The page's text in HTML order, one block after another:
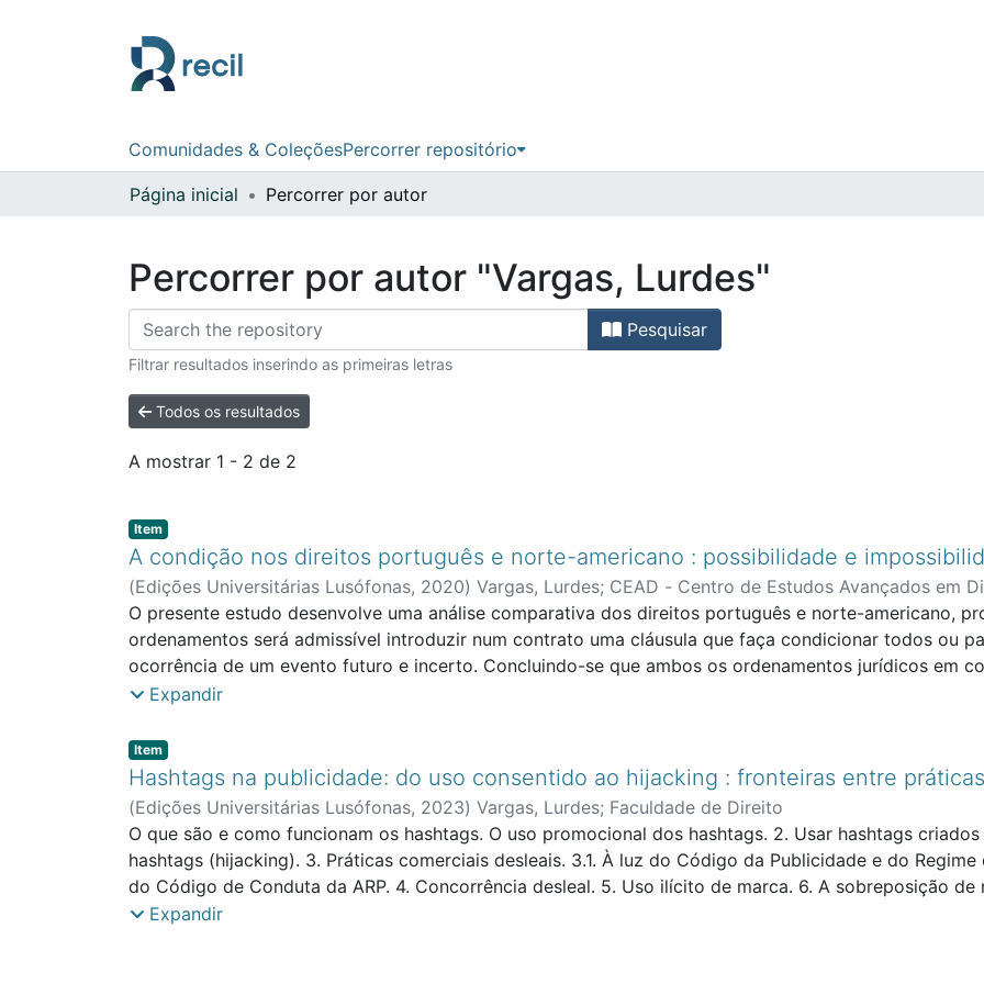
Comunidades & ColeçõesPercorrer repositório
Página inicial Percorrer por autor
Percorrer por autor "Vargas, Lurdes"
Pesquisar
Filtrar resultados inserindo as primeiras letras
Todos os resultados
A mostrar 1 - 2 de 2
Item type:
Item,
A condição nos direitos português e norte-americano : possibilidade e
(Edições Universitárias Lusófonas, 2020) Vargas, Lurdes; CEAD - Centro de Estudos Avançados em
O presente estudo desenvolve uma análise comparativa dos direitos português e norte-americano,
ordenamentos será admissível introduzir num contrato uma cláusula que faça condicionar todos ou
ocorrência de um evento futuro e incerto. Concluindo-se que ambos os ordenamentos jurídicos em
questões são colocadas: Se tal evento condicionante for desde o início impossível ou se tornar
adapta a casos muito diferentes e o seu regime também. Embora imprecisa nos limites, tem um
condição bastante completo, oferecendo soluções de muito bom senso. O regime jurídico português
mais claro e os contornos da condição são também mais precisos. Mas o regime jurídico da
os casos concretos nem sempre oferece uma resposta clara e justa.
Expandir
Item type:
Item,
Hashtags na publicidade: do uso consentido ao hijacking : fronteiras entre
(Edições Universitárias Lusófonas, 2023) Vargas, Lurdes; Faculdade de Direito
O que são e como funcionam os hashtags. O uso promocional dos hashtags. 2. Usar hashtags
hashtags (hijacking). 3. Práticas comerciais desleais. 3.1. À luz do Código da Publicidade e do
do Código de Conduta da ARP. 4. Concorrência desleal. 5. Uso ilícito de marca. 6. A sobreposição
personalidade e liberdade de expressão. 7.1. Factos verdadeiros vs. factos falsos. 7.2. O interesse
verídicos e a liberdade de expressão. 7.3. Opiniões pessoais, críticas agressivas e liberdade de
Expandir